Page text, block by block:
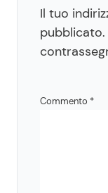
Il tuo
pubblicato.
Commento *